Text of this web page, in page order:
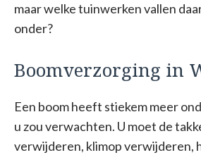
maar welke tuinwerken vallen
onder?
Boomverzorging in
Een boom heeft stiekem meer
u zou verwachten. U moet de
verwijderen, klimop verwijderen,